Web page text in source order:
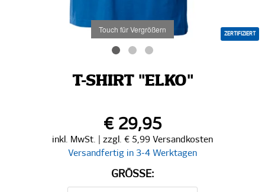
Touch für Vergrößern ZERTIFIZIERT
T-SHIRT "ELKO"
€ 29,95
inkl. MwSt. | zzgl. € 5,99 Versandkosten
Versandfertig in 3-4 Werktagen
GRÖSSE: